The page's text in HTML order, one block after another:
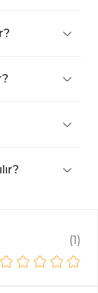
yol
buna göre
(1)